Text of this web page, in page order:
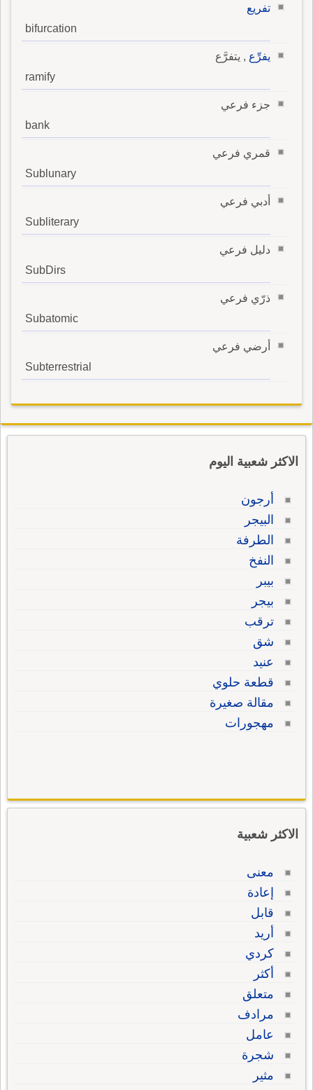
تفريع
bifurcation
يفرِّع , يتفرَّع
ramify
جزء فرعي
bank
قمري فرعي
Sublunary
أدبي فرعي
Subliterary
دليل فرعي
SubDirs
ذرّي فرعي
Subatomic
أرضي فرعي
Subterrestrial
الاكثر شعبية اليوم
أرجون
البيجر
الطرفة
النفخ
بيبر
بيجر
ترقب
شق
عنيد
قطعة حلوي
مقالة صغيرة
مهجورات
الاكثر شعبية
معنى
إعادة
قابل
أريد
كردي
أكثر
متعلق
مرادف
عامل
شجرة
مثير